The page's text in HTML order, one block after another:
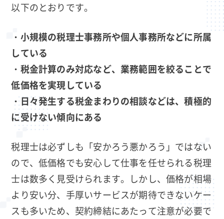
以下のとおりです。
・小規模の税理士事務所や個人事務所などに所属
している
・税金計算のみ対応など、業務範囲を絞ることで
低価格を実現している
・日々発生する税金まわりの相談などは、積極的
に受けない傾向にある
税理士は必ずしも「安かろう悪かろう」ではない
ので、低価格でも安心して仕事を任せられる税理
士は数多く見受けられます。しかし、価格が相場
より安い分、手厚いサービスが期待できないケー
スも多いため、契約締結にあたって注意が必要で